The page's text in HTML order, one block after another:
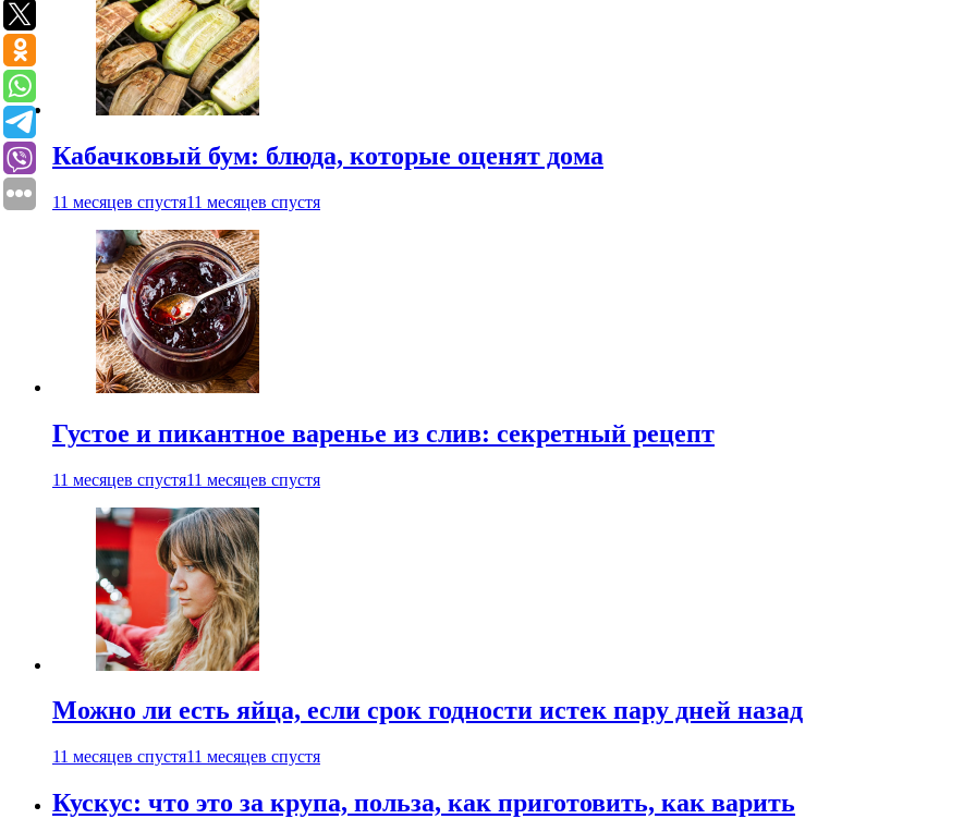
Кабачковый бум: блюда, которые оценят дома
11 месяцев спустя11 месяцев спустя
Густое и пикантное варенье из слив: секретный рецепт
11 месяцев спустя11 месяцев спустя
Можно ли есть яйца, если срок годности истек пару дней назад
11 месяцев спустя11 месяцев спустя
Кускус: что это за крупа, польза, как приготовить, как варить